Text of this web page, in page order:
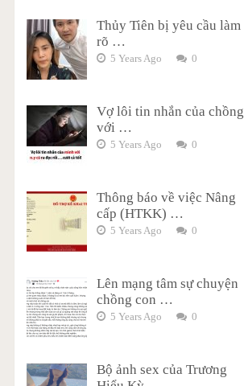
Thủy Tiên bị yêu cầu làm
rõ …
5 Years Ago 0
Vợ lôi tin nhắn của chồng
với …
5 Years Ago 0
Thông báo về việc Nâng
cấp (HTKK) …
5 Years Ago 0
Lên mạng tâm sự chuyện
chồng con …
5 Years Ago 0
Bộ ảnh sex của Trương